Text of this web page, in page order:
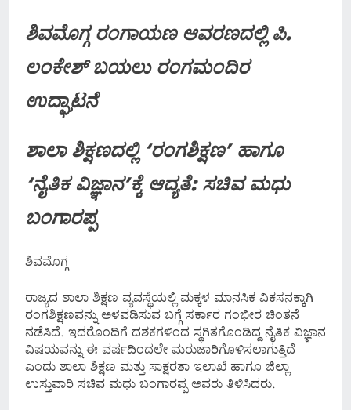
ಶಿವಮೊಗ್ಗ ರಂಗಾಯಣ ಆವರಣದಲ್ಲಿ ಪಿ.
ಲಂಕೇಶ್ ಬಯಲು ರಂಗಮಂದಿರ
ಉದ್ಘಾಟನೆ
ಶಾಲಾ ಶಿಕ್ಷಣದಲ್ಲಿ ‘ರಂಗಶಿಕ್ಷಣ’ ಹಾಗೂ
‘ನೈತಿಕ ವಿಜ್ಞಾನ’ಕ್ಕೆ ಆದ್ಯತೆ: ಸಚಿವ ಮಧು
ಬಂಗಾರಪ್ಪ
ಶಿವಮೊಗ್ಗ
ರಾಜ್ಯದ ಶಾಲಾ ಶಿಕ್ಷಣ ವ್ಯವಸ್ಥೆಯಲ್ಲಿ ಮಕ್ಕಳ ಮಾನಸಿಕ ವಿಕಸನಕ್ಕಾಗಿ
ರಂಗಶಿಕ್ಷಣವನ್ನು ಅಳವಡಿಸುವ ಬಗ್ಗೆ ಸರ್ಕಾರ ಗಂಭೀರ ಚಿಂತನೆ
ನಡೆಸಿದೆ. ಇದರೊಂದಿಗೆ ದಶಕಗಳಿಂದ ಸ್ಥಗಿತಗೊಂಡಿದ್ದ ನೈತಿಕ ವಿಜ್ಞಾನ
ವಿಷಯವನ್ನು ಈ ವರ್ಷದಿಂದಲೇ ಮರುಜಾರಿಗೊಳಿಸಲಾಗುತ್ತಿದೆ
ಎಂದು ಶಾಲಾ ಶಿಕ್ಷಣ ಮತ್ತು ಸಾಕ್ಷರತಾ ಇಲಾಖೆ ಹಾಗೂ ಜಿಲ್ಲಾ
ಉಸ್ತುವಾರಿ ಸಚಿವ ಮಧು ಬಂಗಾರಪ್ಪ ಅವರು ತಿಳಿಸಿದರು.